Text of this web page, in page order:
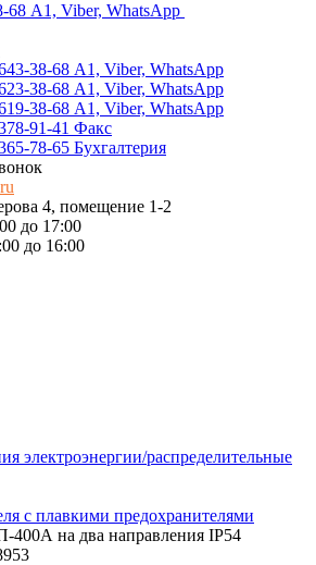
68 А1, Viber, WhatsApp
38-68 А1, Viber, WhatsApp
38-68 А1, Viber, WhatsApp
38-68 А1, Viber, WhatsApp
91-41 Факс
78-65 Бухгалтерия
4, помещение 1-2
до 17:00
до 16:00
электроэнергии/распределительные
с плавкими предохранителями
на два направления IP54